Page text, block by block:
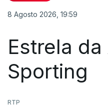
8 Agosto 2026, 19:59
Estrela
Sporting
RTP